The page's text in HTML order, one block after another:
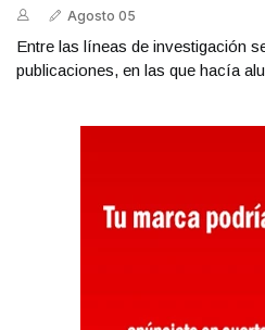
Agosto 05
Entre las líneas de investigación
publicaciones, en las que hacía